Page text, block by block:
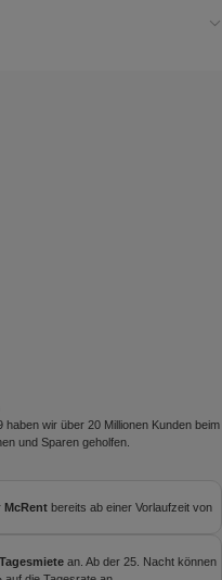
haben wir über 20 Millionen Kunden beim
und Sparen geholfen.
McRent bereits ab einer Vorlaufzeit von
an. Ab der 25. Nacht können